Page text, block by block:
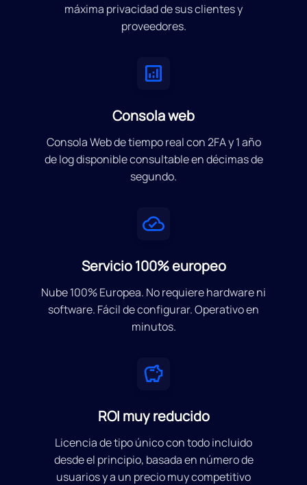
máxima privacidad de sus clientes y
proveedores.
Consola web
Consola Web de tiempo real con 2FA y 1 año
de log disponible consultable en décimas de
segundo.
Servicio 100% europeo
Nube 100% Europea. No requiere hardware ni
software. Fácil de configurar. Operativo en
minutos.
ROI muy reducido
Licencia de tipo único con todo incluido
desde el principio, basada en número de
usuarios y a un precio muy competitivo